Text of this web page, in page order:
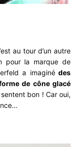
au tour d’un autre
pour la marque de
a imaginédes
de cône glacé
bon ! Car oui,